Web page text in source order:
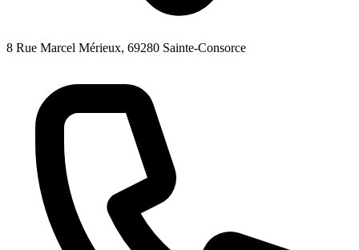
8 Rue Marcel Mérieux, 69280 Sainte-Consorce